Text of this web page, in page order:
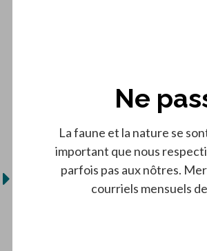
Ne
La faune et la nature se
important que nous
parfois pas aux nôtres.
courriels mensuels